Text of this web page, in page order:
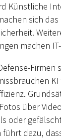
Künstliche
sich
machen
über
oder
dazu,